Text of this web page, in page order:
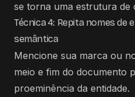
se torna uma estrutura de
Técnica 4: Repita nomes de
semântica
Mencione sua marca ou
meio e fim do documento
proeminência da entidade.